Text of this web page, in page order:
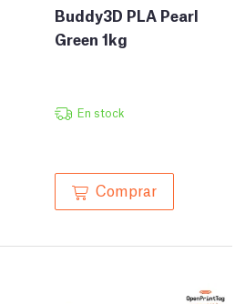
Buddy3D PLA Pearl
Green 1kg
En stock
Comprar